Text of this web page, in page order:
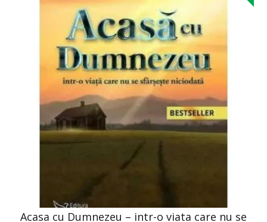
Acasa cu Dumnezeu – intr-o viata care nu se